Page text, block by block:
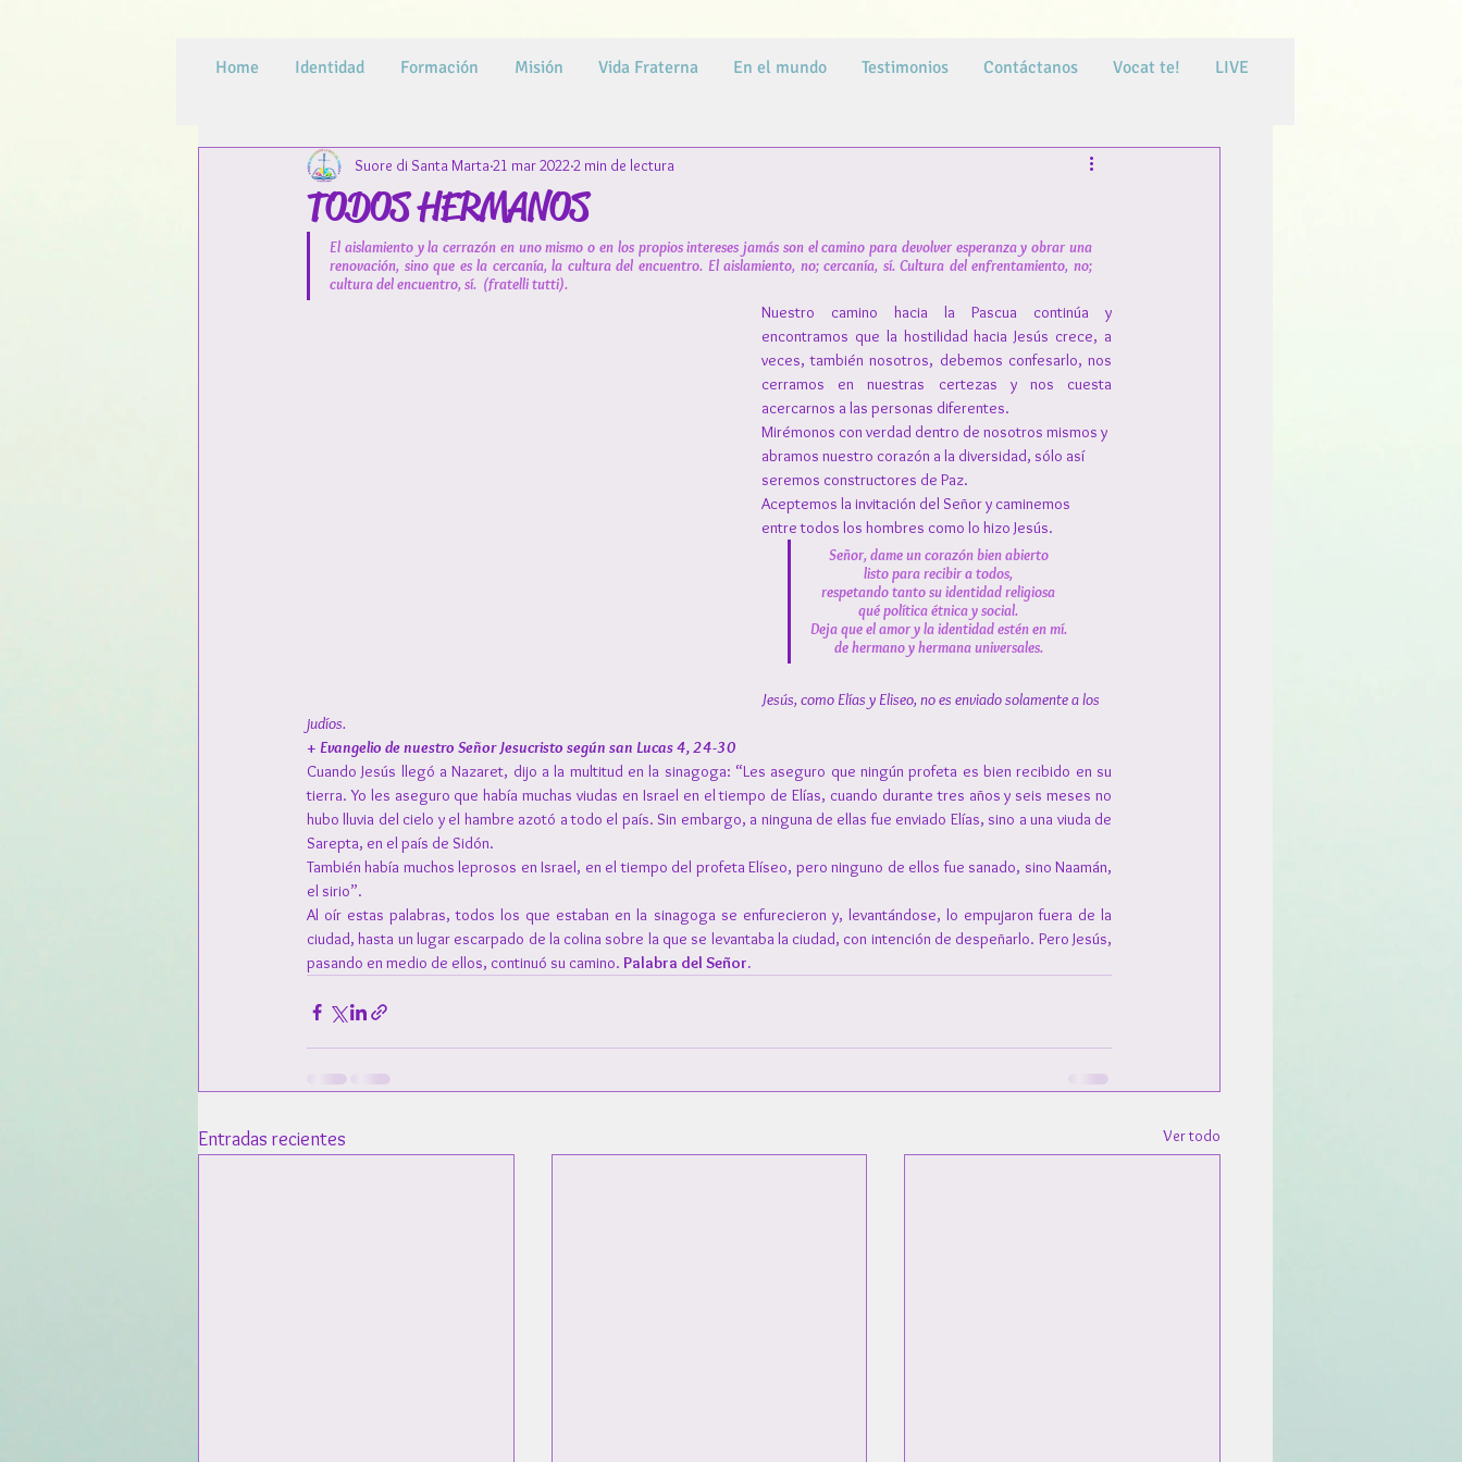
Home Identidad Formación Misión Vida Fraterna En el mundo Testimonios Contáctanos Vocat te! LIVE
TODOS HERMANOS
Suore di Santa Marta 21 mar 2022 2 min de lectura
El aislamiento y la cerrazón en uno mismo o en los propios intereses jamás son el camino para devolver esperanza y obrar una
renovación, sino que es la cercanía, la cultura del encuentro. El aislamiento, no; cercanía, sí. Cultura del enfrentamiento, no;
cultura del encuentro, sí.  (fratelli tutti).
Nuestro camino hacia la Pascua continúa y
encontramos que la hostilidad hacia Jesús crece, a
veces, también nosotros, debemos confesarlo, nos
cerramos en nuestras certezas y nos cuesta
acercarnos a las personas diferentes.
Mirémonos con verdad dentro de nosotros mismos y
abramos nuestro corazón a la diversidad, sólo así
seremos constructores de Paz.
Aceptemos la invitación del Señor y caminemos
entre todos los hombres como lo hizo Jesús.
Señor, dame un corazón bien abierto
listo para recibir a todos,
respetando tanto su identidad religiosa
qué política étnica y social.
Deja que el amor y la identidad estén en mí.
de hermano y hermana universales.
Jesús, como Elías y Eliseo, no es enviado solamente a los
judíos.
+ Evangelio de nuestro Señor Jesucristo según san Lucas 4, 24-30
Cuando Jesús llegó a Nazaret, dijo a la multitud en la sinagoga: “Les aseguro que ningún profeta es bien recibido en su
tierra. Yo les aseguro que había muchas viudas en Israel en el tiempo de Elías, cuando durante tres años y seis meses no
hubo lluvia del cielo y el hambre azotó a todo el país. Sin embargo, a ninguna de ellas fue enviado Elías, sino a una viuda de
Sarepta, en el país de Sidón.
También había muchos leprosos en Israel, en el tiempo del profeta Elíseo, pero ninguno de ellos fue sanado, sino Naamán,
el sirio”.
Al oír estas palabras, todos los que estaban en la sinagoga se enfurecieron y, levantándose, lo empujaron fuera de la
ciudad, hasta un lugar escarpado de la colina sobre la que se levantaba la ciudad, con intención de despeñarlo. Pero Jesús,
pasando en medio de ellos, continuó su camino. Palabra del Señor.
Entradas recientes Ver todo